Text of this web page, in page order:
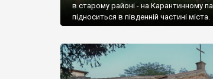
в старому районі - на Карантинному
підноситься в південній частині міста.